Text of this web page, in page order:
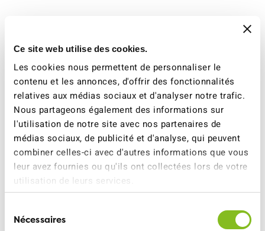
Ce site web utilise des cookies.
Les cookies nous permettent de personnaliser le
contenu et les annonces, d'offrir des fonctionnalités
relatives aux médias sociaux et d'analyser notre trafic.
Nous partageons également des informations sur
l'utilisation de notre site avec nos partenaires de
médias sociaux, de publicité et d'analyse, qui peuvent
combiner celles-ci avec d'autres informations que vous
leur avez fournies ou qu'ils ont collectées lors de votre
utilisation de leurs services.
Nécessaires
l’identité de l’ATE
Conciliation
Le temps partiel est la norme chez
nous, et nous travaillons sur la base
de la semaine de travail à 40 heures.
Le télétravail est possible.